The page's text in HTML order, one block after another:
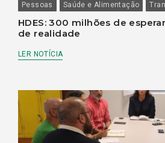
Pessoas
Saúde e Alimentação
HDES: 300 milhões de
de realidade
LER NOTÍCIA